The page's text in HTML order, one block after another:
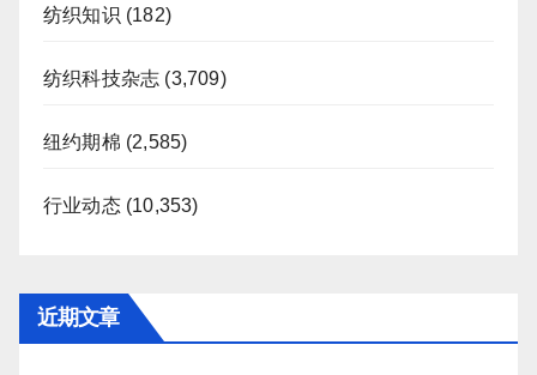
纺织知识 (182)
纺织科技杂志 (3,709)
纽约期棉 (2,585)
行业动态(10,353)
近期文章